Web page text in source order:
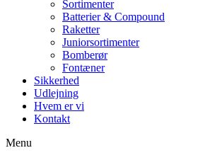
Sortimenter
Batterier & Compound
Raketter
Juniorsortimenter
Bomberør
Fontæner
Sikkerhed
Udlejning
Hvem er vi
Kontakt
Menu